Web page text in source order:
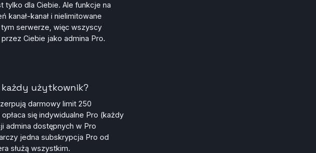
tylko dla Ciebie. Ale funkcje na
kanał i nielimitowane
serwerze, więc wszyscy
Ciebie jako admina Pro.
każdy użytkownik?
darmowy limit 250
się indywidualne Pro (każdy
admina dostępnych w Pro
jedna subskrypcja Pro od
służą wszystkim.